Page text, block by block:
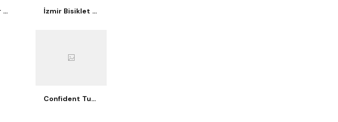
Bir Varmış Bir Yokmuş Tiyatro İzmir Bisiklet Eğitimi
Confident Turtle